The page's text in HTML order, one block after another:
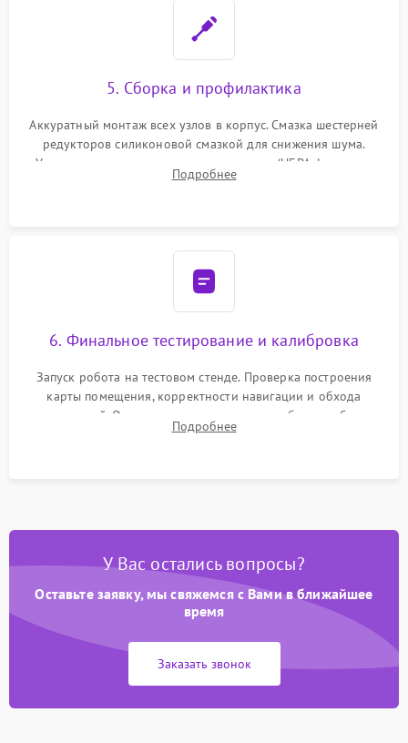
5. Сборка и профилактика
Аккуратный монтаж всех узлов в корпус. Смазка шестерней
редукторов силиконовой смазкой для снижения шума.
Установка новых расходных материалов (HEPA-фильтров,
микрофибры, щеток). Надежная фиксация разъемов и
Подробнее
6. Финальное тестирование и калибровка
Запуск робота на тестовом стенде. Проверка построения
карты помещения, корректности навигации и обхода
препятствий. Оценка силы всасывания и работы турбины.
Тестирование автоматического возврата на док-станцию и
Подробнее
У Вас остались вопросы?
Оставьте заявку, мы свяжемся с Вами в ближайшее
время
Заказать звонок